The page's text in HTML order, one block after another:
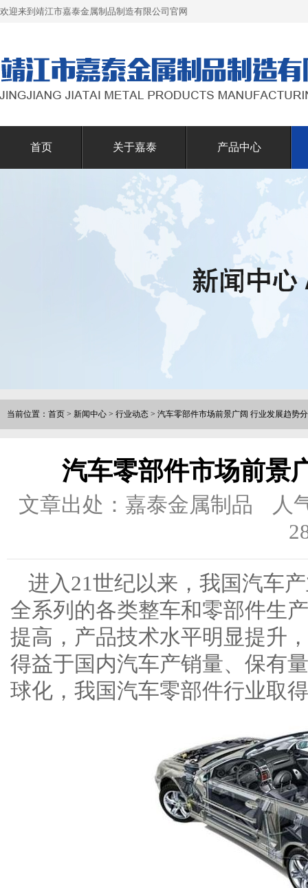
欢迎来到靖江市嘉泰金属制品制造有限公司官网
首页 关于嘉泰 产品中心
当前位置： 首页 > 新闻中心 > 行业动态 > 汽车零部件市场前景广阔 行业发展趋势
汽车零部件市场前景
文章出处：嘉泰金属制品
人
进入21世纪以来，我国汽车
全系列的各类整车和零部件生
提高，产品技术水平明显提升
得益于国内汽车产销量、保有
球化，我国汽车零部件行业取